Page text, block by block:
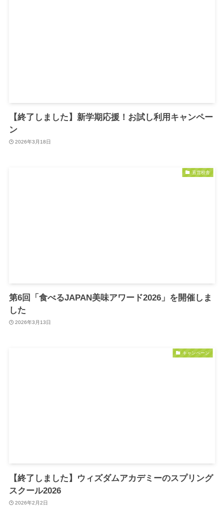
【終了しました】新学期応援！お試し利用キャンペー
ン
2026年3月18日
直営校舎
第6回「食べるJAPAN美味アワード2026」を開催しま
した
2026年3月13日
キャンペーン
【終了しました】ウィズダムアカデミーのスプリング
スクール2026
2026年2月2日